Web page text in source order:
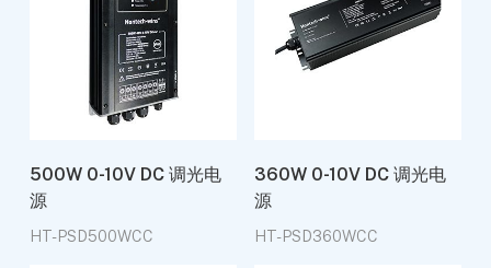
500W 0-10V DC 调光电
源
HT-PSD500WCC
360W 0-10V DC 调光电
源
HT-PSD360WCC